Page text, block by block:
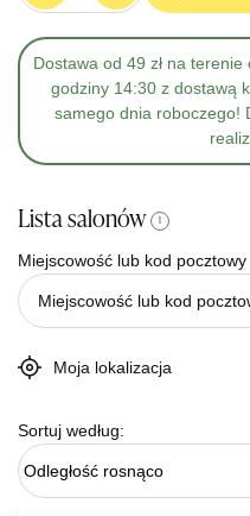
Dostawa od 49 zł na terenie
godziny 14:30 z dostawą
samego dnia roboczego!
Lista salonów i
Miejscowość lub kod pocztowy
Moja lokalizacja
Sortuj według:
Odległość rosnąco